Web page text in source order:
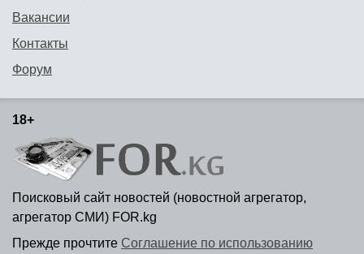
Вакансии
Контакты
Форум
18+
Поисковый сайт новостей (новостной агрегатор,
агрегатор СМИ) FOR.kg
Прежде прочтите Соглашение по использованию